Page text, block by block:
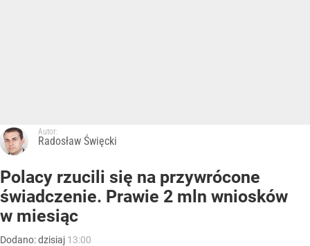
Autor:
Radosław Święcki
Polacy rzucili się na przywrócone
świadczenie. Prawie 2 mln wniosków
w miesiąc
Dodano:dzisiaj 13:00